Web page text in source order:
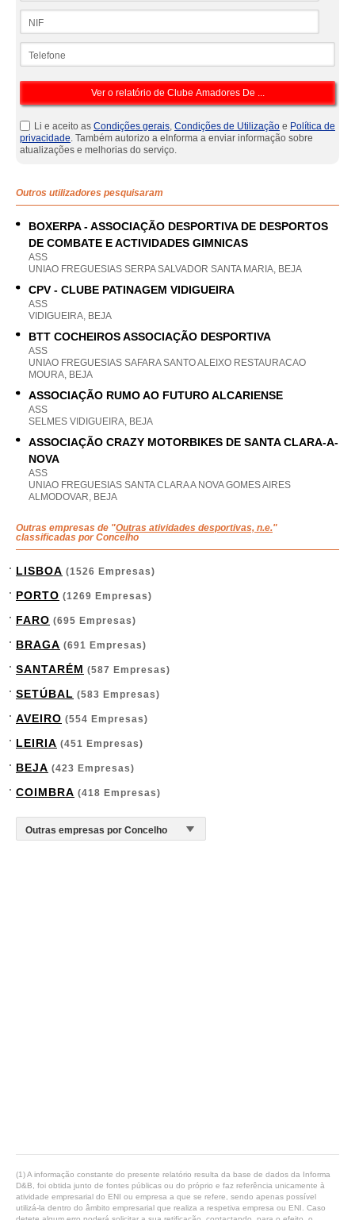
Li e aceito as Condições gerais, Condições de Utilização e Política de
privacidade. Também autorizo a eInforma a enviar informação sobre
atualizações e melhorias do serviço.
Outros utilizadores pesquisaram
BOXERPA - ASSOCIAÇÃO DESPORTIVA DE DESPORTOS
DE COMBATE E ACTIVIDADES GIMNICAS
ASS
UNIAO FREGUESIAS SERPA SALVADOR SANTA MARIA, BEJA
CPV - CLUBE PATINAGEM VIDIGUEIRA
ASS
VIDIGUEIRA, BEJA
BTT COCHEIROS ASSOCIAÇÃO DESPORTIVA
ASS
UNIAO FREGUESIAS SAFARA SANTO ALEIXO RESTAURACAO
MOURA, BEJA
ASSOCIAÇÃO RUMO AO FUTURO ALCARIENSE
ASS
SELMES VIDIGUEIRA, BEJA
ASSOCIAÇÃO CRAZY MOTORBIKES DE SANTA CLARA-A-
NOVA
ASS
UNIAO FREGUESIAS SANTA CLARA A NOVA GOMES AIRES
ALMODOVAR, BEJA
Outras empresas de "Outras atividades desportivas, n.e."
classificadas por Concelho
LISBOA (1526 Empresas)
PORTO (1269 Empresas)
FARO (695 Empresas)
BRAGA (691 Empresas)
SANTARÉM (587 Empresas)
SETÚBAL (583 Empresas)
AVEIRO (554 Empresas)
LEIRIA (451 Empresas)
BEJA (423 Empresas)
COIMBRA (418 Empresas)
(1) A informação constante do presente relatório resulta da base de dados da Informa
D&B, foi obtida junto de fontes públicas ou do próprio e faz referência unicamente à
atividade empresarial do ENI ou empresa a que se refere, sendo apenas possível
utilizá-la dentro do âmbito empresarial que realiza a respetiva empresa ou ENI. Caso